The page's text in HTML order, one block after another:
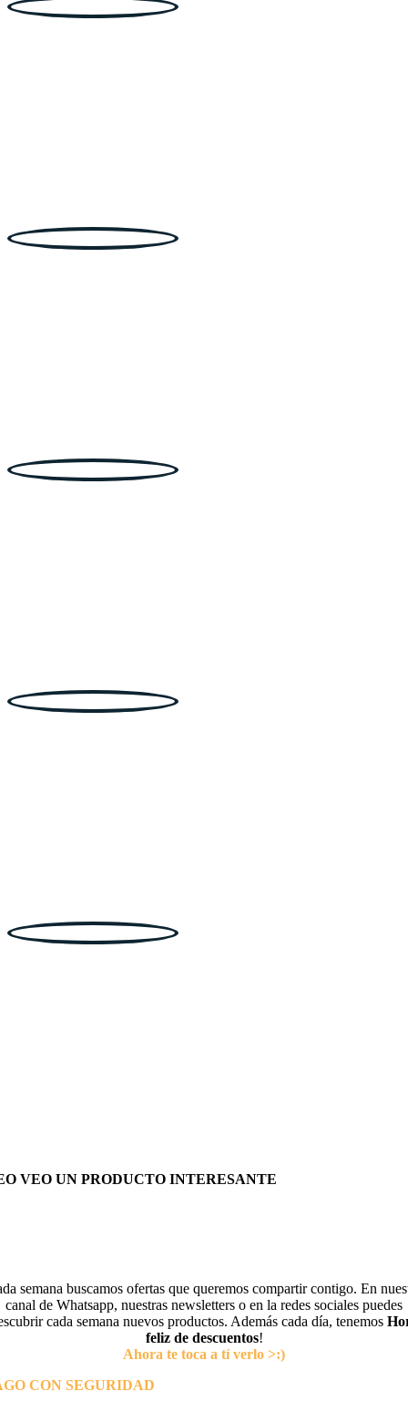
VEO UN PRODUCTO INTERESANTE
semana buscamos ofertas que queremos compartir contigo. En
canal de Whatsapp, nuestras newsletters o en la redes sociales puedes
cada semana nuevos productos. Además cada día, tenemos
feliz de descuentos!
Ahora te toca a tí verlo >:)
CON SEGURIDAD